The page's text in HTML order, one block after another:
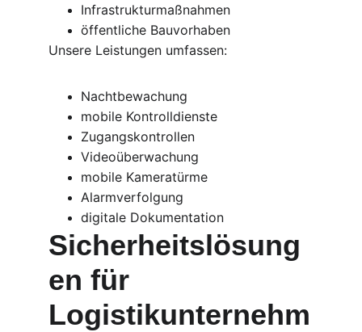
Infrastrukturmaßnahmen
öffentliche Bauvorhaben
Unsere Leistungen umfassen:
Nachtbewachung
mobile Kontrolldienste
Zugangskontrollen
Videoüberwachung
mobile Kameratürme
Alarmverfolgung
digitale Dokumentation
Sicherheitslösung
en für
Logistikunternehm